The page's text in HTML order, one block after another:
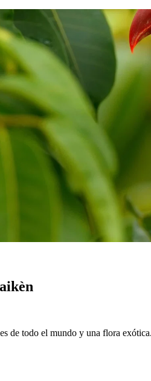
de todo el mundo y una flora